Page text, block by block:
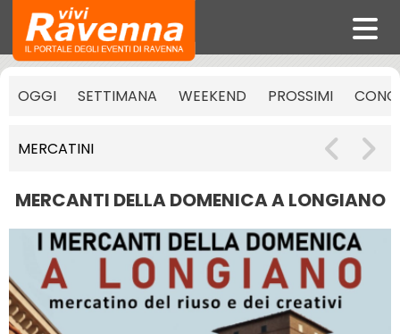
OGGI SETTIMANA WEEKEND PROSSIMI
MERCATINI
MERCANTI DELLA DOMENICA A LONGIANO